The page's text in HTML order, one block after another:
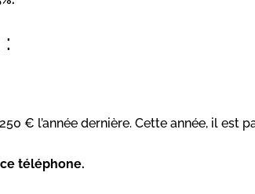
€ l’année dernière. Cette année, il est
téléphone.